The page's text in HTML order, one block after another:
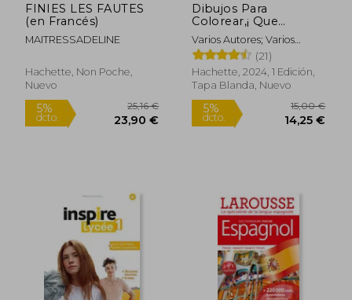
5%
dcto.
15,50 € 5%
dcto.
FINIES LES FAUTES
(en Francés)
MAITRESSADELINE
Hachette, Non Poche,
Nuevo
Dibujos Para
Colorear,¡ Que
Misterio! Grandes
Clasicos, Tomo 9
(Arte-Terapia)
Varios Autores; Varios
Autores
(21)
Hachette, 2024, 1 Edición,
Tapa Blanda, Nuevo
Rápido